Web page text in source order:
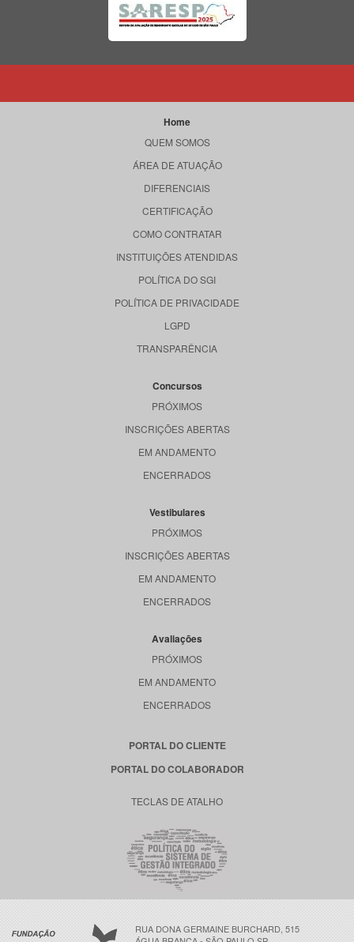
Home
QUEM SOMOS
ÁREA DE ATUAÇÃO
DIFERENCIAIS
CERTIFICAÇÃO
COMO CONTRATAR
INSTITUIÇÕES ATENDIDAS
POLÍTICA DO SGI
POLÍTICA DE PRIVACIDADE
LGPD
TRANSPARÊNCIA
Concursos
PRÓXIMOS
INSCRIÇÕES ABERTAS
EM ANDAMENTO
ENCERRADOS
Vestibulares
PRÓXIMOS
INSCRIÇÕES ABERTAS
EM ANDAMENTO
ENCERRADOS
Avaliações
PRÓXIMOS
EM ANDAMENTO
ENCERRADOS
PORTAL DO CLIENTE
PORTAL DO COLABORADOR
TECLAS DE ATALHO
RUA DONA GERMAINE BURCHARD, 515